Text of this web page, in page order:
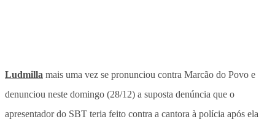
Ludmilla mais uma vez se pronunciou contra Marcão do Povo e
denunciou neste domingo (28/12) a suposta denúncia que o
apresentador do SBT teria feito contra a cantora à polícia após ela